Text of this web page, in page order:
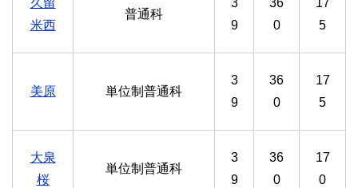
久留
米西
普通科
3
9
36
0
17
5
美原 単位制普通科
3
9
36
0
17
5
大泉
桜
単位制普通科
3
9
36
0
17
0